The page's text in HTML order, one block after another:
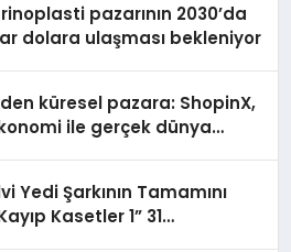
pazarının 2030’da
dolara ulaşması bekleniyor
küresel pazara: ShopinX,
ile gerçek dünya
Yedi Şarkının Tamamını
Kasetler 1” 31